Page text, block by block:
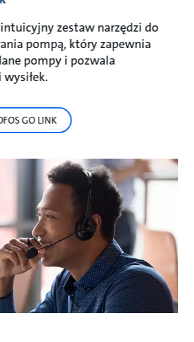
zestaw narzędzi do
pompą, który zapewnia
pompy i pozwala
wysiłek.
GO LINK